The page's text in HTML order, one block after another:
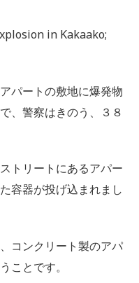
in Kakaako;
パートの敷地に爆発物
、警察はきのう、３８
トリートにあるアパー
容器が投げ込まれまし
コンクリート製のアパ
ことです。